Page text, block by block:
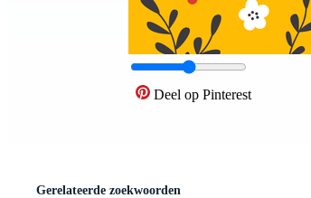
Deel op Pinterest
Gerelateerde zoekwoorden